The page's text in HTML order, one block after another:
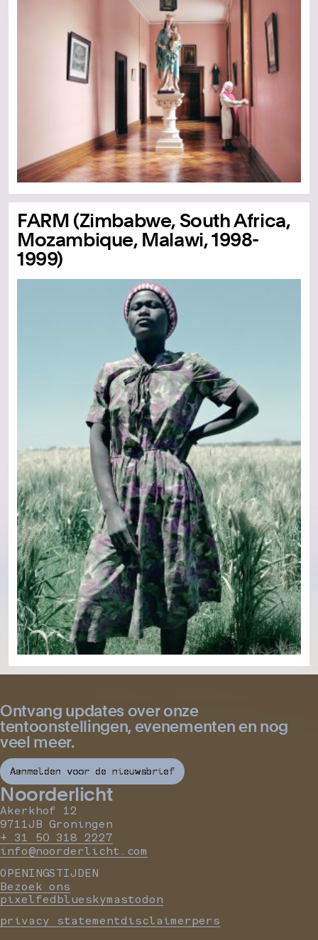
FARM (Zimbabwe, South Africa,
Mozambique, Malawi, 1998-
1999)
Ontvang updates over onze
tentoonstellingen, evenementen en nog
veel meer.
Aanmelden voor de nieuwsbrief
Noorderlicht
Akerkhof 12
9711JB Groningen
+ 31 50 318 2227
info@noorderlicht.com
OPENINGSTIJDEN
Bezoek ons
pixelfedblueskymastodon
privacy statementdisclaimerpers